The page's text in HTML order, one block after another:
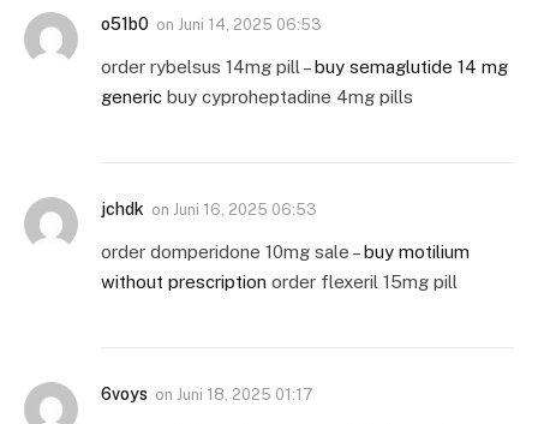
o51b0 on Juni 14, 2025 06:53
order rybelsus 14mg pill –buy semaglutide 14 mg
generic buy cyproheptadine 4mg pills
jchdk on Juni 16, 2025 06:53
order domperidone 10mg sale –buy motilium
without prescription order flexeril 15mg pill
6voys on Juni 18, 2025 01:17